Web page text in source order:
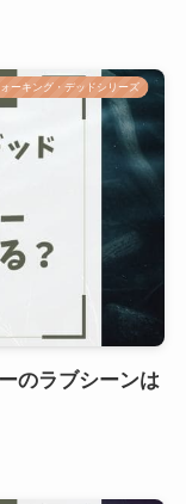
ーキング・デッドシリーズ
のラブシーンは